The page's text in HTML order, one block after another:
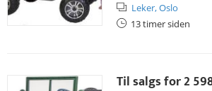
Leker,Oslo
13 timer siden
Til salgs for2